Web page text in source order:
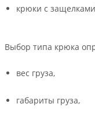
крюки с
Выбор типа крюка
вес груза,
габариты груза,